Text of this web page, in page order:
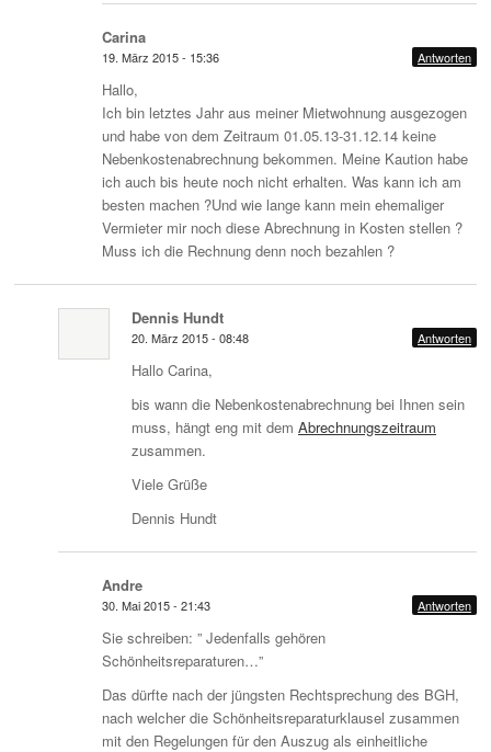
Carina
19. März 2015 - 15:36 Antworten
Hallo,
Ich bin letztes Jahr aus meiner Mietwohnung ausgezogen
und habe von dem Zeitraum 01.05.13-31.12.14 keine
Nebenkostenabrechnung bekommen. Meine Kaution habe
ich auch bis heute noch nicht erhalten. Was kann ich am
besten machen ?Und wie lange kann mein ehemaliger
Vermieter mir noch diese Abrechnung in Kosten stellen ?
Muss ich die Rechnung denn noch bezahlen ?
Dennis Hundt
20. März 2015 - 08:48 Antworten
Hallo Carina,
bis wann die Nebenkostenabrechnung bei Ihnen sein
muss, hängt eng mit dem Abrechnungszeitraum
zusammen.
Viele Grüße
Dennis Hundt
Andre
30. Mai 2015 - 21:43 Antworten
Sie schreiben: ” Jedenfalls gehören
Schönheitsreparaturen…”
Das dürfte nach der jüngsten Rechtsprechung des BGH,
nach welcher die Schönheitsreparaturklausel zusammen
mit den Regelungen für den Auszug als einheitliche